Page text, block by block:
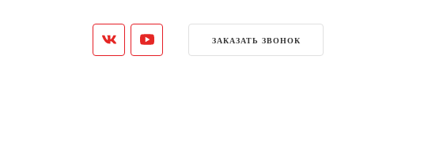
ЗАКАЗАТЬ ЗВОНОК